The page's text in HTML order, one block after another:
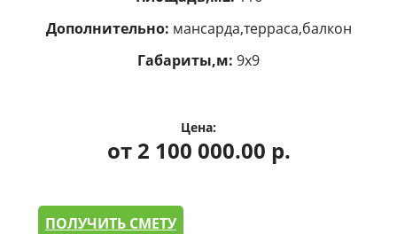
Дополнительно: мансарда,терраса,балкон
Габариты,м: 9х9
Цена:
от 2 100 000.00 р.
ПОЛУЧИТЬ СМЕТУ